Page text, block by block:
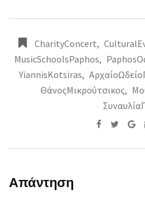
CharityConcert,
MusicSchoolsPaphos,
YiannisKotsiras,
ΘάνοςΜικρούτσικος,
Απάντηση